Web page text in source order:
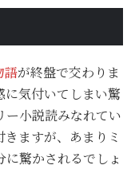
語が終盤で交わりま
気付いてしまい驚
ー小説読みなれてい
ますが、あまりミ
驚かされるでしょ